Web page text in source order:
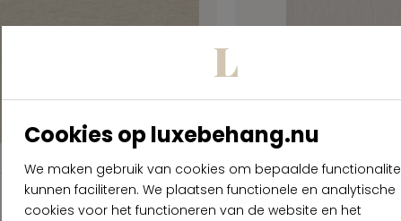
Cookies op luxebehang.nu
We maken gebruik van cookies om bepaalde
kunnen faciliteren. We plaatsen functionele en analytische
cookies voor het functioneren van de website en het
Arte Loom Stories
Essential LS703
Arte Loom
Essential